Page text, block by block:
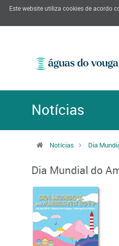
Este website utiliza cookies de acordo
Notícias
Notícias Dia
Dia Mundial do